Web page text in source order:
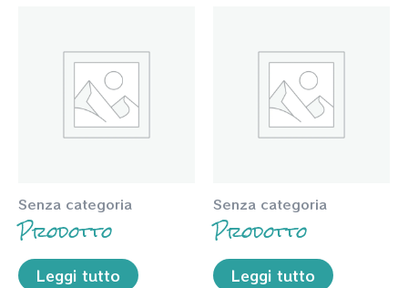
Senza categoria
Prodotto
Leggi tutto
Senza categoria
Prodotto
Leggi tutto